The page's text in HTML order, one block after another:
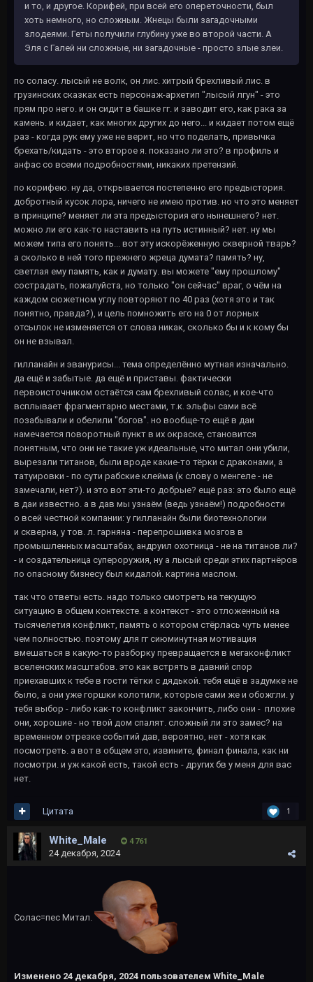
и то, и другое. Корифей, при всей его опереточности, был
хоть немного, но сложным. Жнецы были загадочными
злодеями. Геты получили глубину уже во второй части. А
Эля с Галей ни сложные, ни загадочные - просто злые злеи.
по соласу. лысый не волк, он лис. хитрый брехливый лис. в
грузинских сказках есть персонаж-архетип "лысый лгун" - это
прям про него. и он сидит в башке гг. и заводит его, как рака за
камень. и кидает, как многих других до него... и кидает потом ещё
раз - когда рук ему уже не верит, но что поделать, привычка
брехать/кидать - это второе я. показано ли это? в профиль и
анфас со всеми подробностями, никаких претензий.
по корифею. ну да, открывается постепенно его предыстория.
добротный кусок лора, ничего не имею против. но что это меняет
в принципе? меняет ли эта предыстория его нынешнего? нет.
можно ли его как-то наставить на путь истинный? нет. ну мы
можем типа его понять... вот эту искорёженную скверной тварь?
а сколько в ней того прежнего жреца думата? память? ну,
светлая ему память, как и думату. вы можете "ему прошлому"
сострадать, пожалуйста, но только "он сейчас" враг, о чём на
каждом сюжетном углу повторяют по 40 раз (хотя это и так
понятно, правда?), и цель помножить его на 0 от лорных
отсылок не изменяется от слова никак, сколько бы и к кому бы
он не взывал.
гилланайн и эванурисы... тема определённо мутная изначально.
да ещё и забытые. да ещё и приставы. фактически
первоисточником остаётся сам брехливый солас, и кое-что
всплывает фрагментарно местами, т.к. эльфы сами всё
позабывали и обелили "богов". но вообще-то ещё в даи
намечается поворотный пункт в их окраске, становится
понятным, что они не такие уж идеальные, что митал они убили,
вырезали титанов, были вроде какие-то тёрки с драконами, а
татуировки - по сути рабские клейма (к слову о менгеле - не
замечали, нет?). и это вот эти-то добрые? ещё раз: это было ещё
в даи известно. а в дав мы узнаём (ведь узнаём!) подробности
о всей честной компании: у гилланайн были биотехнологии
и скверна, у тов. л. гарняна - перепрошивка мозгов в
промышленных масштабах, андруил охотница - не на титанов ли?
- и создательница супероружия, ну а лысый среди этих партнёров
по опасному бизнесу был кидалой. картина маслом.
так что ответы есть. надо только смотреть на текущую
ситуацию в общем контексте. а контекст - это отложенный на
тысячелетия конфликт, память о котором стёрлась чуть менее
чем полностью. поэтому для гг сиюминутная мотивация
вмешаться в какую-то разборку превращается в мегаконфликт
вселенских масштабов. это как встрять в давний спор
приехавших к тебе в гости тётки с дядькой. тебя ещё в задумке не
было, а они уже горшки колотили, которые сами же и обожгли. у
тебя выбор - либо как-то конфликт закончить, либо они - плохие
они, хорошие - но твой дом спалят. сложный ли это замес? на
временном отрезке событий дав, вероятно, нет - хотя как
посмотреть. а вот в общем это, извините, финал финала, как ни
посмотри. и уж какой есть, такой есть - других бв у меня для вас
нет.
1
Цитата
White_Male 4 761
24 декабря, 2024
Солас=пес Митал.
Изменено 24 декабря, 2024 пользователем White_Male